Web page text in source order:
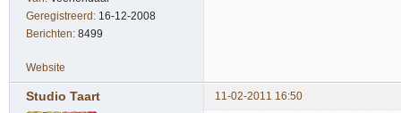
Geregistreerd: 16-12-2008
Berichten: 8499
Website
Studio Taart 11-02-2011 16:50